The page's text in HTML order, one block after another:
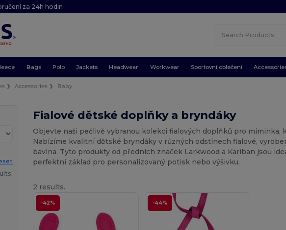
za 24h hodin
Bags Polo Jackets Headwear Workwear Sportovní oblečení
Accessories Baby
Fialové dětské doplňky a bryndáky
Objevte naši pečlivě vybranou kolekci fialových doplňků pro
Nabízíme kvalitní dětské bryndáky v různých odstínech fialové,
bavlna. Tyto produkty od předních značek Larkwood a Kariban jsou
perfektní základ pro personalizovaný potisk nebo výšivku.
2 results.
-42% -44%